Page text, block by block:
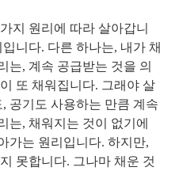
지 원리에 따라 살아갑니
니다. 다른 하나는, 내가 채
는, 계속 공급받는 것을 의
또 채워집니다. 그래야 살
공기도 사용하는 만큼 계속
는, 채워지는 것이 없기에
가는 원리입니다. 하지만,
못합니다. 그나마 채운 것